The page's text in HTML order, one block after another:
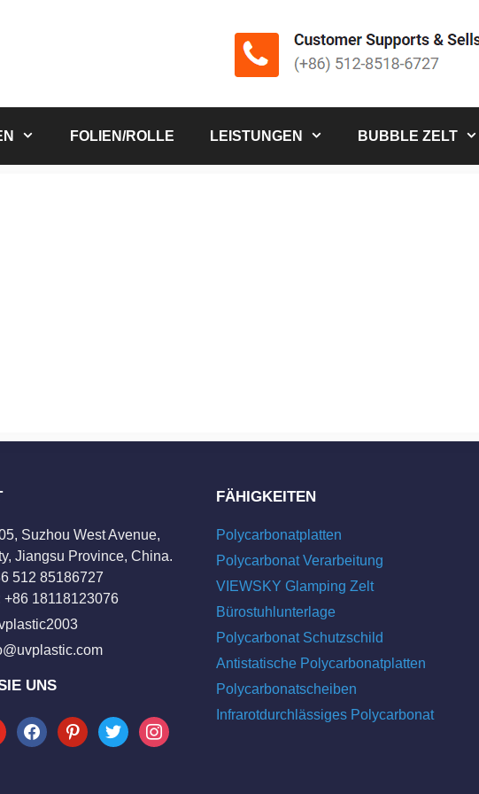
FOLIEN/ROLLE LEISTUNGEN BUBBLE ZELT
Suzhou West Avenue,
Jiangsu Province, China.
512 85186727
+86 18118123076
UNS
facebookpinteresttwitter instagram
FÄHIGKEITEN
Polycarbonatplatten
Polycarbonat Verarbeitung
VIEWSKY Glamping Zelt
Bürostuhlunterlage
Polycarbonat Schutzschild
Antistatische Polycarbonatplatten
Polycarbonatscheiben
Infrarotdurchlässiges Polycarbonat